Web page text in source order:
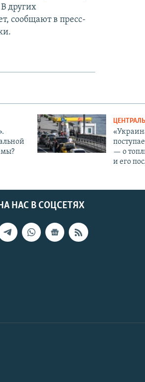
других
сообщают в пресс-
— о
и его
НАС В СОЦСЕТЯХ